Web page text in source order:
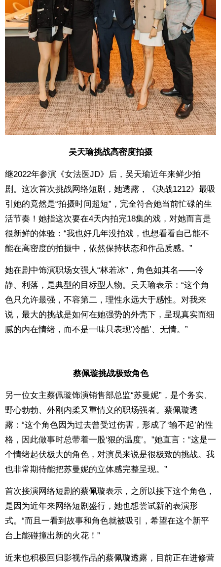
吴天瑜挑战高密度拍摄
继2022年参演《女法医JD》后，吴天瑜近年来鲜少拍
剧。这次首次挑战网络短剧，她透露，《决战1212》最吸
引她的竟然是“拍摄时间超短”，完全符合她当前忙碌的生
活节奏！她指这次要在4天内拍完18集的戏，对她而言是
很新鲜的体验：“我也好几年没拍戏，也想看看自己能不
能在高密度的拍摄中，依然保持状态和作品质感。”
她在剧中饰演职场女强人“林若冰”，角色如其名——冷
静、利落，是典型的目标型人物。吴天瑜表示：“这个角
色只允许最强，不容第二，理性永远大于感性。对我来
说，最大的挑战是如何在她强势的外壳下，呈现真实而细
腻的内在情绪，而不是一味只表现‘冷酷’、无情。”
蔡佩璇挑战极致角色
另一位女主蔡佩璇饰演销售部总监“苏曼妮”，是个务实、
野心勃勃、外刚内柔又重情义的职场强者。蔡佩璇透
露：“这个角色因为过去曾受过伤害，形成了‘输不起’的性
格，因此做事时总带着一股‘狠的温度’。”她直言：“这是一
个情绪起伏极大的角色，对演员来说是很极致的挑战。我
也非常期待能把苏曼妮的立体感完整呈现。”
首次接演网络短剧的蔡佩璇表示，之所以接下这个角色，
是因为近年来网络短剧盛行，她也想尝试新的表演形
式。“而且一看到故事和角色就被吸引，希望在这个新平
台上能碰撞出新的火花！”
近来也积极回归影视作品的蔡佩璇透露，目前正在进修营